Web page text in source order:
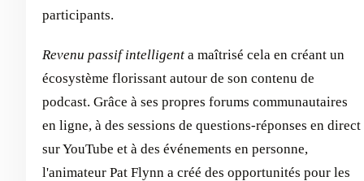
participants.
Revenu passif intelligent a maîtrisé cela en créant un
écosystème florissant autour de son contenu de
podcast. Grâce à ses propres forums communautaires
en ligne, à des sessions de questions-réponses en direct
sur YouTube et à des événements en personne,
l'animateur Pat Flynn a créé des opportunités pour les